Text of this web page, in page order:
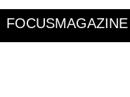
FOCUSMAGAZINE